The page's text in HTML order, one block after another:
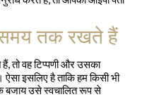
तक रखते हैं
तो वह टिप्पणी और उसका
इसलिए है ताकि हम किसी भी
बजाय उसे स्वचालित रूप से